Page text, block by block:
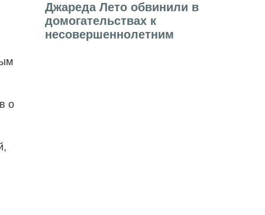
Джареда Лето обвинили в
домогательствах к
несовершеннолетним
о